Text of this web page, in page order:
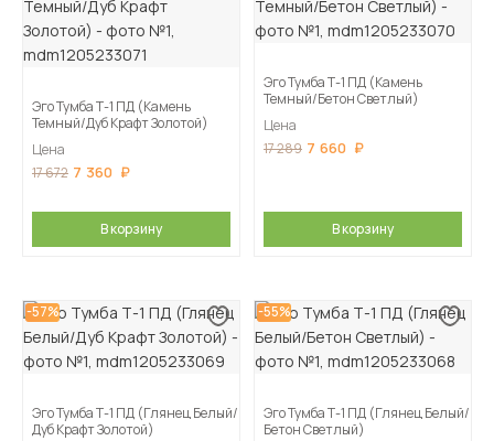
Эго Тумба Т-1 ПД (Камень
Темный/Дуб Крафт Золотой)
Цена
17 672 7 360
В корзину
Эго Тумба Т-1 ПД (Камень
Темный/Бетон Светлый)
Цена
17 289 7 660
В корзину
-57%
Эго Тумба Т-1 ПД (Глянец Белый/
Дуб Крафт Золотой)
-55%
Эго Тумба Т-1 ПД (Глянец Белый/
Бетон Светлый)